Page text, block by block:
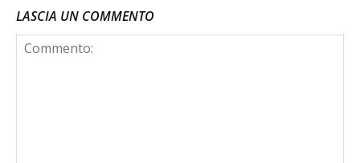
LASCIA UN COMMENTO